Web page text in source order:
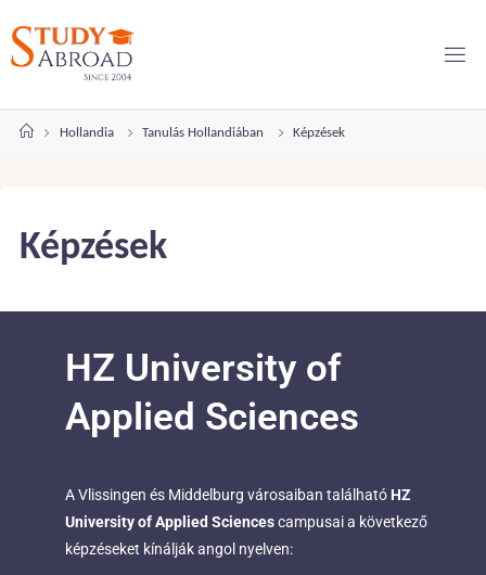
Hollandia Tanulás Hollandiában Képzések
Képzések
HZ University of
Applied Sciences
A Vlissingen és Middelburg városaiban található HZ
University of Applied Sciencescampusai a következő
képzéseket kínálják angol nyelven: